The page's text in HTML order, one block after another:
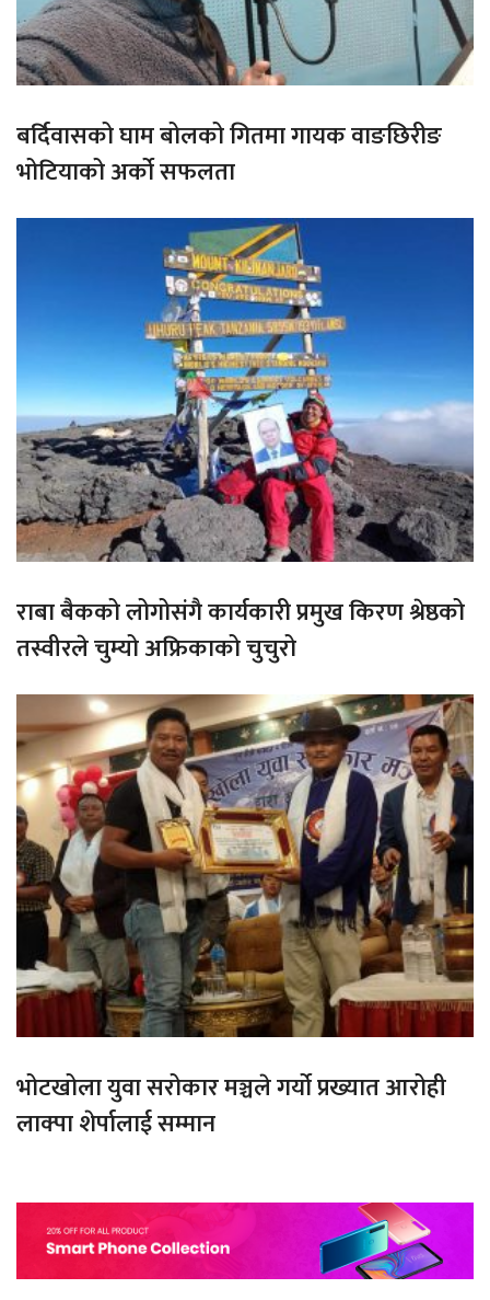
बर्दिवासको घाम बोलको गितमा गायक वाङछिरीङ
भोटियाको अर्को सफलता
राबा बैकको लोगोसंगै कार्यकारी प्रमुख किरण श्रेष्ठको
तस्वीरले चुम्यो अफ्रिकाको चुचुरो
भोटखोला युवा सरोकार मञ्चले गर्यो प्रख्यात आरोही
लाक्पा शेर्पालाई सम्मान